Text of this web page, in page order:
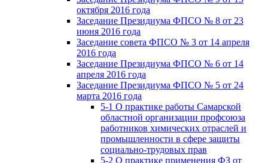
октября 2016 года
Заседание Президиума ФПСО № 8 от 23
июня 2016 года
Заседание совета ФПСО № 3 от 14 апреля
2016 года
Заседание Президиума ФПСО № 6 от 14
апреля 2016 года
Заседание Президиума ФПСО № 5 от 24
марта 2016 года
5-1 О практике работы Самарской
областной организации профсоюза
работников химических отраслей и
промышленности в сфере защиты
социально-трудовых прав
5-2 О практике применения ФЗ от